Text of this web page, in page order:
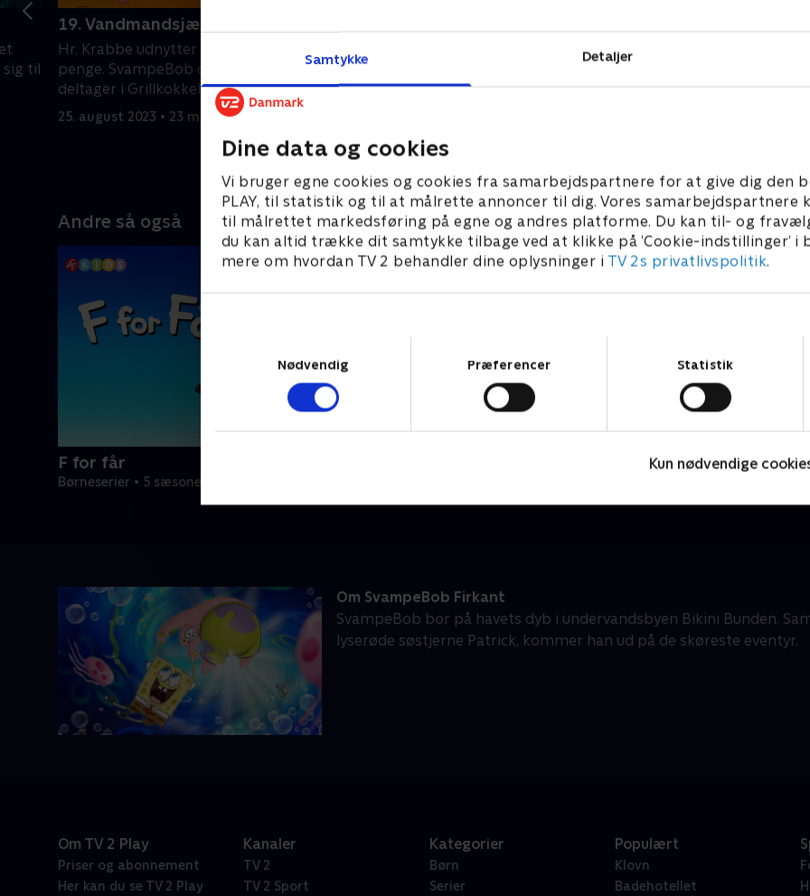
Samtykke Detaljer
Dine data og cookies
Vi bruger egne cookies og cookies fra samarbejdspartnere for at give dig den
PLAY, til statistik og til at målrette annoncer til dig. Vores samarbejdspartnere
til målrettet markedsføring på egne og andres platforme. Du kan til- og
du kan altid trække dit samtykke tilbage ved at klikke på ’Cookie-indstillinger’ i
mere om hvordan TV 2 behandler dine oplysninger i TV 2s privatlivspolitik.
Nødvendig
Præferencer Statistik
Kun nødvendige
til
19. Vandmandsjægeren
Hr. Krabbe udnytter vandmænd for
penge. SvampeBob og Patrick
deltager i Grillkokkelegene.
25. august 2023 • 23 min
Blækward og SvampeBob
protesterer mod hr. Krabbe. En
25. august 2023 • 23 min
Plankton har en ny
Andre så også
F for får
Børneserier • 5 sæsoner
Om SvampeBob Firkant
SvampeBob bor på havets dyb i undervandsbyen Bikini Bunden.
lyserøde søstjerne Patrick, kommer han ud på de skøreste eventyr.
Om TV 2 Play
Priser og abonnement
Her kan du se TV 2 Play
Kanaler
TV 2
TV 2 Sport
Kategorier
Børn
Serier
Populært
Klovn
Badehotellet